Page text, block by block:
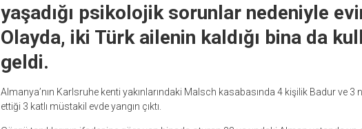
yaşadığı psikolojik sorunlar nedeniyle
Olayda, iki Türk ailenin kaldığı bina da
geldi.
Almanya’nın Karlsruhe kenti yakınlarındaki Malsch kasabasında 4 kişilik Badur ve
ettiği 3 katlı müstakil evde yangın çıktı.